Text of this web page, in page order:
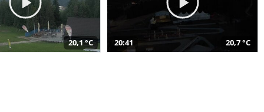
20,1 °C 20:41 20,7 °C